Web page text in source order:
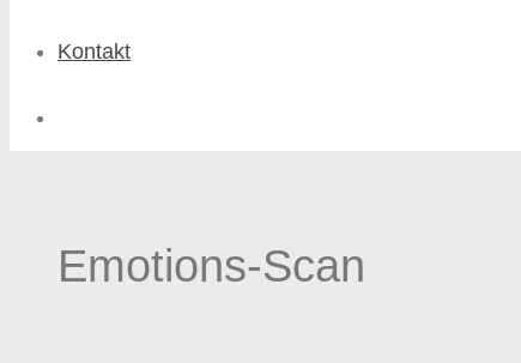
Kontakt
Emotions-Scan